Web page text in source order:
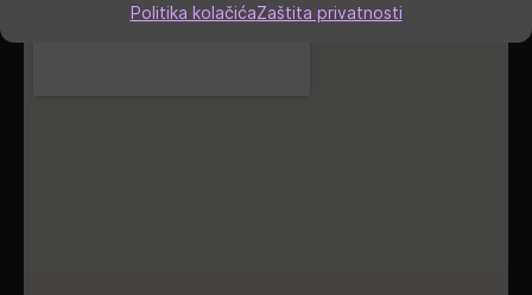
Politika kolačićaZaštita privatnosti